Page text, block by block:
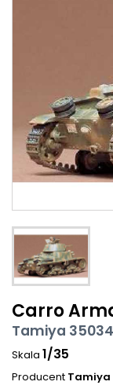
Carro
Tamiya 35034
Skala 1/35
Producent Tamiya